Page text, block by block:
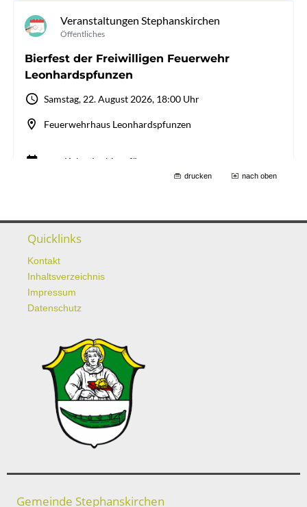
drucken nach oben
Quicklinks
Kontakt
Inhaltsverzeichnis
Impressum
Datenschutz
Gemeinde Stephanskirchen